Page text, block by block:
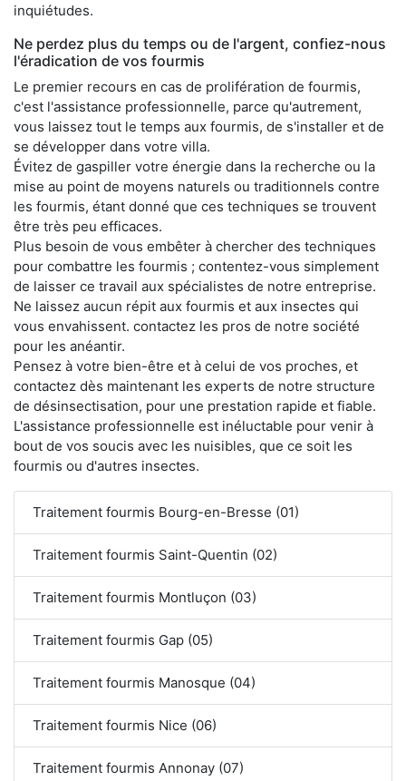
inquiétudes.
Ne perdez plus du temps ou de l'argent, confiez-nous
l'éradication de vos fourmis
Le premier recours en cas de prolifération de fourmis,
c'est l'assistance professionnelle, parce qu'autrement,
vous laissez tout le temps aux fourmis, de s'installer et de
se développer dans votre villa.
Évitez de gaspiller votre énergie dans la recherche ou la
mise au point de moyens naturels ou traditionnels contre
les fourmis, étant donné que ces techniques se trouvent
être très peu efficaces.
Plus besoin de vous embêter à chercher des techniques
pour combattre les fourmis ; contentez-vous simplement
de laisser ce travail aux spécialistes de notre entreprise.
Ne laissez aucun répit aux fourmis et aux insectes qui
vous envahissent. contactez les pros de notre société
pour les anéantir.
Pensez à votre bien-être et à celui de vos proches, et
contactez dès maintenant les experts de notre structure
de désinsectisation, pour une prestation rapide et fiable.
L'assistance professionnelle est inéluctable pour venir à
bout de vos soucis avec les nuisibles, que ce soit les
fourmis ou d'autres insectes.
Traitement fourmis Bourg-en-Bresse (01)
Traitement fourmis Saint-Quentin (02)
Traitement fourmis Montluçon (03)
Traitement fourmis Gap (05)
Traitement fourmis Manosque (04)
Traitement fourmis Nice (06)
Traitement fourmis Annonay (07)